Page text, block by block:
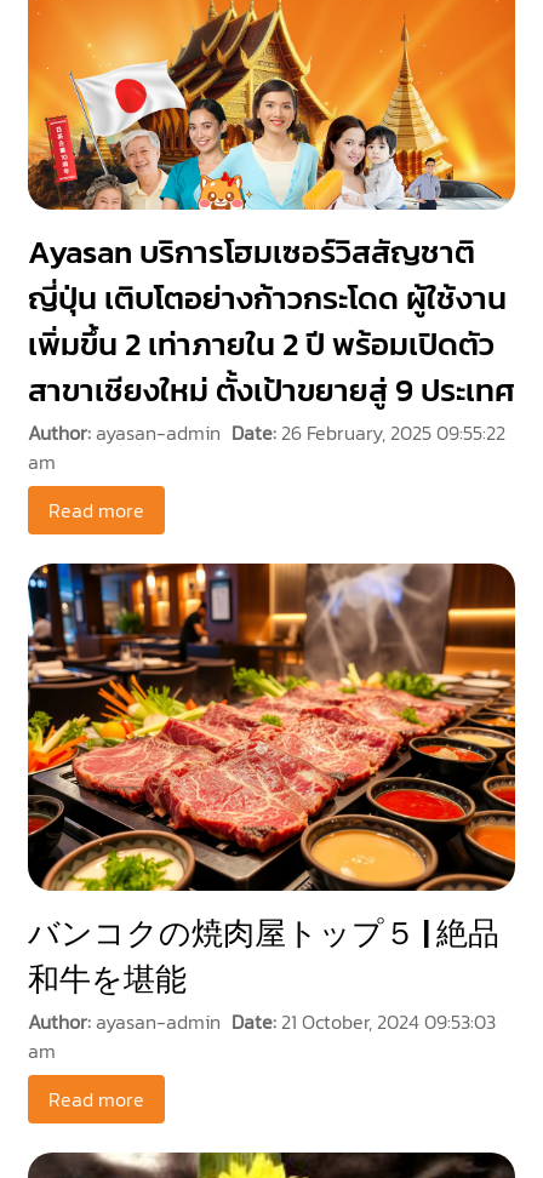
Ayasan บริการโฮมเซอร์วิสสัญชาติ
ญี่ปุ่น เติบโตอย่างก้าวกระโดด ผู้ใช้งาน
เพิ่มขึ้น 2 เท่าภายใน 2 ปี พร้อมเปิดตัว
สาขาเชียงใหม่ ตั้งเป้าขยายสู่ 9 ประเทศ
Author:ayasan-admin Date:26 February, 2025 09:55:22
am
Read more
バンコクの焼肉屋トップ５ | 絶品
和牛を堪能
Author:ayasan-admin Date:21 October, 2024 09:53:03
am
Read more